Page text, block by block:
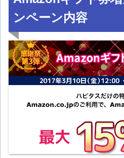
ンペーン内容